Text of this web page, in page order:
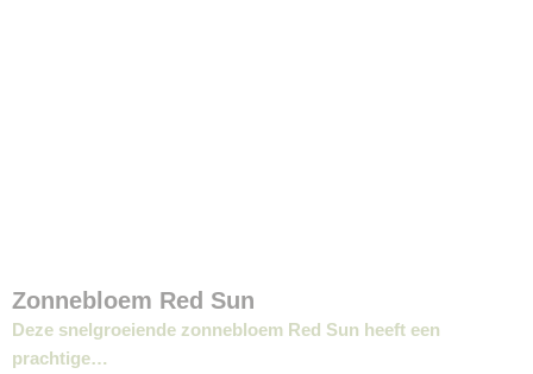
Zonnebloem Red Sun
Deze snelgroeiende zonnebloem Red Sun heeft een
prachtige…